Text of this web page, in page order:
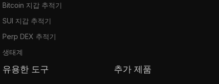
Bitcoin 지갑 추적기
SUI 지갑 추적기
Perp DEX 추적기
생태계
유용한 도구 추가 제품